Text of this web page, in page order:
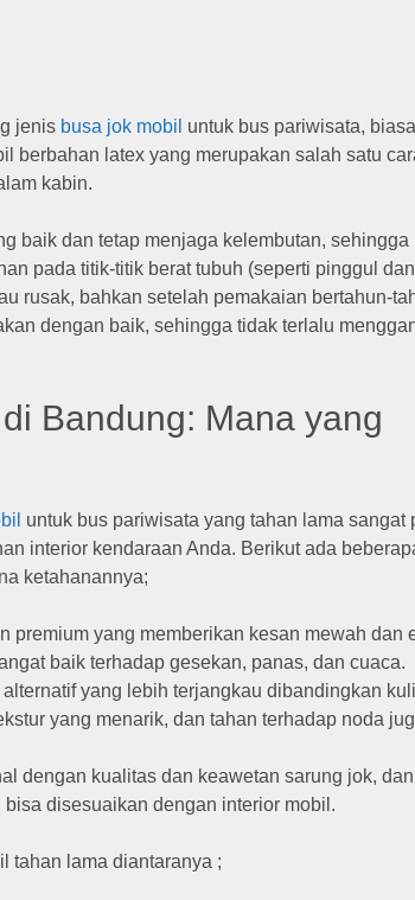
jenis busa jok mobil untuk bus pariwisata,
berbahan latex yang merupakan salah satu
kabin.
baik dan tetap menjaga kelembutan, sehingga
pada titik-titik berat tubuh (seperti pinggul
rusak, bahkan setelah pemakaian bertahun-
dengan baik, sehingga tidak terlalu
Bandung: Mana yang
untuk bus pariwisata yang tahan lama sangat
interior kendaraan Anda. Berikut ada
ketahanannya;
premium yang memberikan kesan mewah dan
baik terhadap gesekan, panas, dan cuaca.
yang lebih terjangkau dibandingkan
yang menarik, dan tahan terhadap noda
dengan kualitas dan keawetan sarung jok,
disesuaikan dengan interior mobil.
tahan lama diantaranya ;